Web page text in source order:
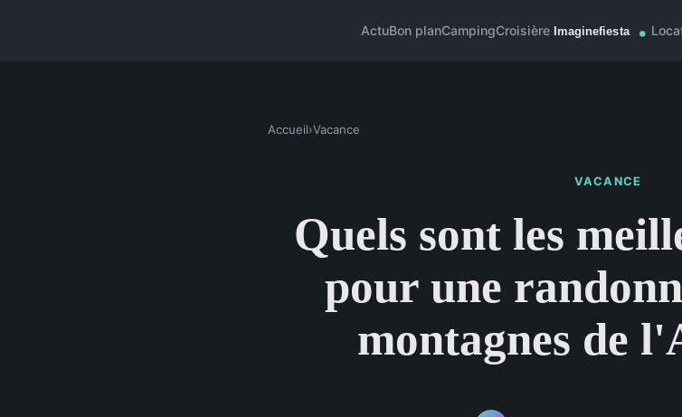
ActuBon planCampingCroisière
Accueil›Vacance
VACANCE
Quels sont les
pour une
montagnes de